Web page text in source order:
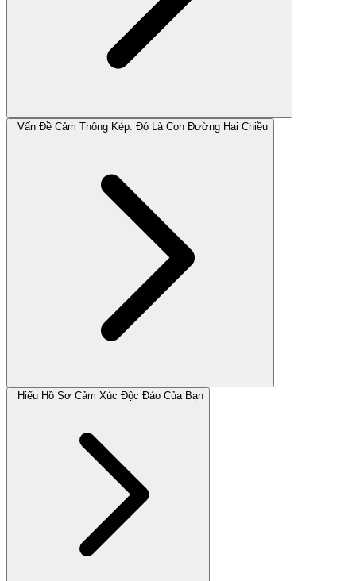
Vấn Đề Cảm Thông Kép: Đó Là Con Đường Hai Chiều
Hiểu Hồ Sơ Cảm Xúc Độc Đáo Của Bạn